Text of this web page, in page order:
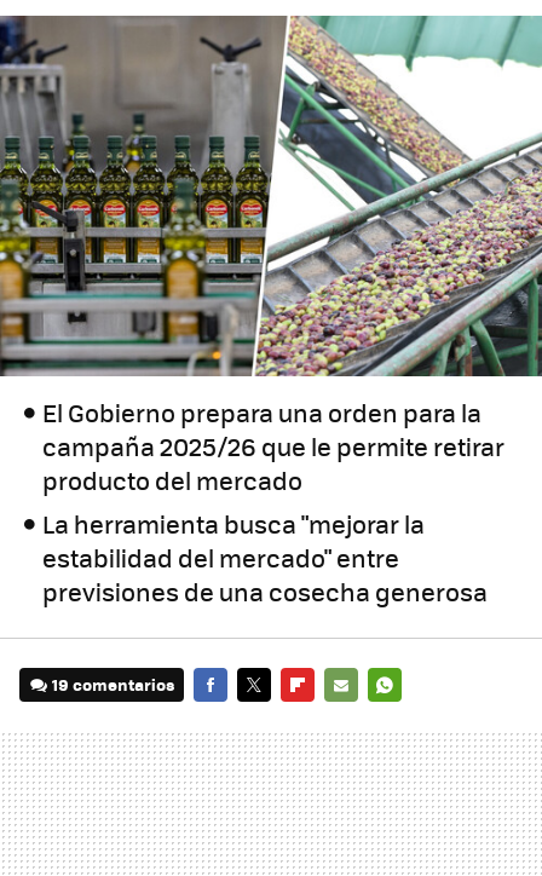
El Gobierno prepara una orden para la
campaña 2025/26 que le permite retirar
producto del mercado
La herramienta busca "mejorar la
estabilidad del mercado" entre
previsiones de una cosecha generosa
19 comentarios
MAIL